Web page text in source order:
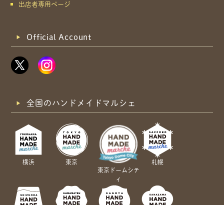
出店者専用ページ
Official Account
全国のハンドメイドマルシェ
横浜
東京
東京ドームシテ
ィ
札幌